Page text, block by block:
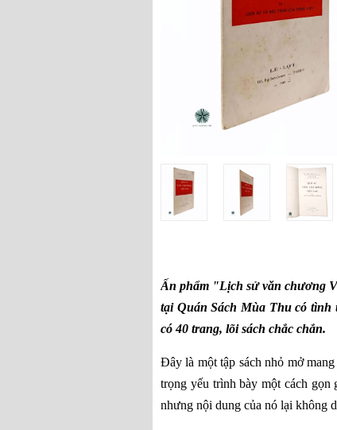
Ấn phẩm "Lịch sử văn chương
tại Quán Sách Mùa Thu có tình
có 40 trang, lõi sách chắc chắn.
Đây là một tập sách nhỏ mở
trọng yếu trình bày một cách
nhưng nội dung của nó lại không